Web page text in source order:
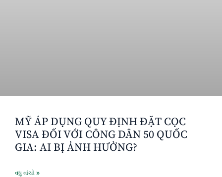
MỸ ÁP DỤNG QUY ĐỊNH ĐẶT CỌC
VISA ĐỐI VỚI CÔNG DÂN 50 QUỐC
GIA: AI BỊ ẢNH HƯỞNG?
વધુ વાંચો »